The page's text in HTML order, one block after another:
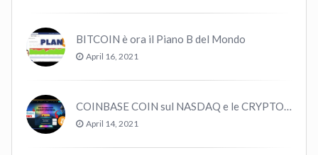
BITCOIN è ora il Piano B del Mondo
April 16, 2021
COINBASE COIN sul NASDAQ e le CRYPTO volano!
April 14, 2021